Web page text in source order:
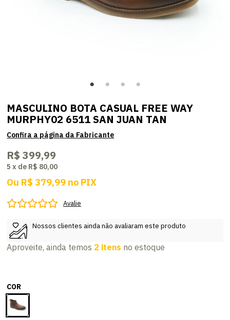
MASCULINO BOTA CASUAL FREE WAY
MURPHY02 6511 SAN JUAN TAN
R$ 399,99
5 x de R$ 80,00
Ou R$ 379,99 no PIX
Avalie
Nossos clientes ainda não avaliaram este produto
Aproveite, ainda temos 2 itens no estoque
COR